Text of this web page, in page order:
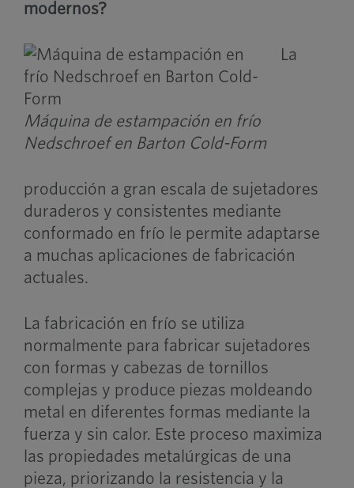
modernos?
Máquina de estampación en frío
Nedschroef en Barton Cold-Form
La
producción a gran escala de sujetadores
duraderos y consistentes mediante
conformado en frío le permite adaptarse
a muchas aplicaciones de fabricación
actuales.
La fabricación en frío se utiliza
normalmente para fabricar sujetadores
con formas y cabezas de tornillos
complejas y produce piezas moldeando
metal en diferentes formas mediante la
fuerza y sin calor. Este proceso maximiza
las propiedades metalúrgicas de una
pieza, priorizando la resistencia y la